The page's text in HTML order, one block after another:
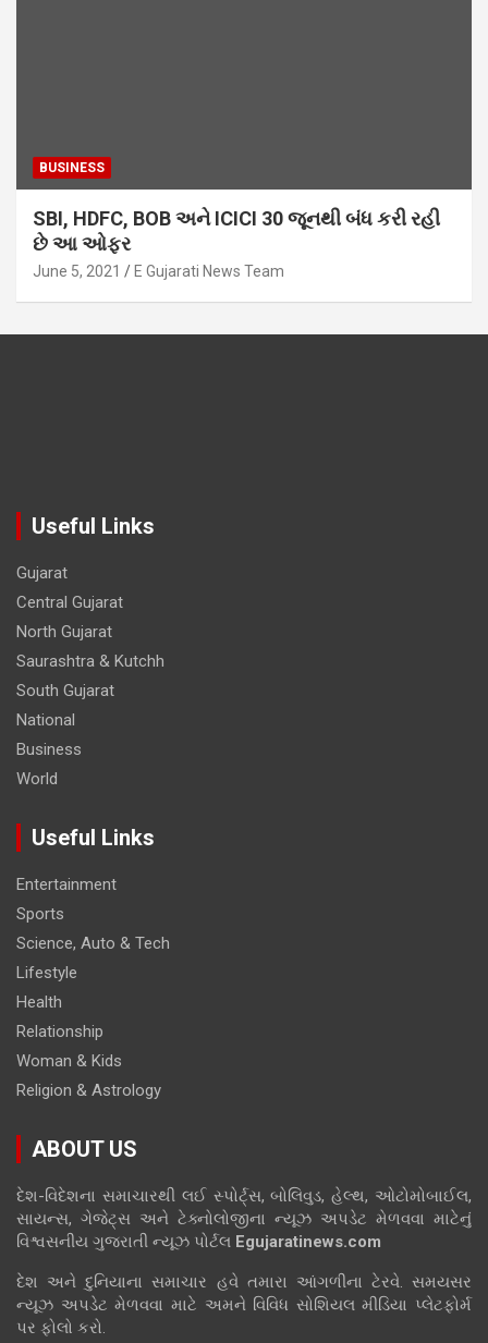
BUSINESS
SBI, HDFC, BOB અને ICICI 30 જૂનથી બંધ કરી રહી
છે આ ઓફર
June 5, 2021 E Gujarati News Team
Useful Links
Gujarat
Central Gujarat
North Gujarat
Saurashtra & Kutchh
South Gujarat
National
Business
World
Useful Links
Entertainment
Sports
Science, Auto & Tech
Lifestyle
Health
Relationship
Woman & Kids
Religion & Astrology
ABOUT US
દેશ-વિદેશના સમાચારથી લઈ સ્પોર્ટ્સ, બોલિવુડ, હેલ્થ, ઓટોમોબાઈલ,
સાયન્સ, ગેજેટ્સ અને ટેક્નોલોજીના ન્યૂઝ અપડેટ મેળવવા માટેનું
વિશ્વસનીય ગુજરાતી ન્યૂઝ પોર્ટલ Egujaratinews.com
દેશ અને દુનિયાના સમાચાર હવે તમારા આંગળીના ટેરવે. સમયસર
ન્યૂઝ અપડેટ મેળવવા માટે અમને વિવિધ સોશિયલ મીડિયા પ્લેટફોર્મ
પર ફોલો કરો.